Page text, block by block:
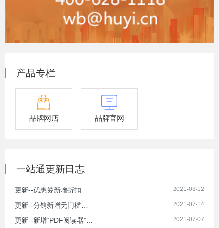
产品专栏
品牌网店 品牌官网
一站通更新日志
2021-08-12
2021-07-14
更新--新增“PDF阅读器”插件等 2021-07-07